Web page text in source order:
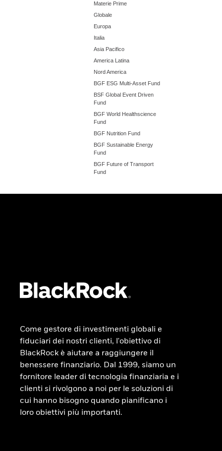
Materie Prime
Globale
Europa
Italia
Asia Pacifico
America Latina
Nord America
BGF ESG Multi-Asset Fund
BSF Global Event Driven
Fund
BGF World Healthscience
Fund
BGF Nutrition Fund
BGF Sustainable Energy
Fund
BGF Future of Transport
Fund
Come gestore di investimenti globali e
fiduciari dei nostri clienti, l'obiettivo di
BlackRock è aiutare a raggiungere il
benessere finanziario. Dal 1999, siamo un
fornitore leader di tecnologia finanziaria e i
clienti si rivolgono a noi per le soluzioni di
cui hanno bisogno quando pianificano i
loro obiettivi più importanti.